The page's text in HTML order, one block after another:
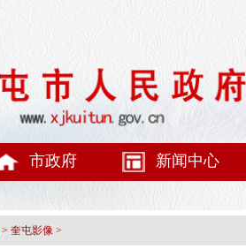
市政府 新闻中心
> 奎屯影像 >